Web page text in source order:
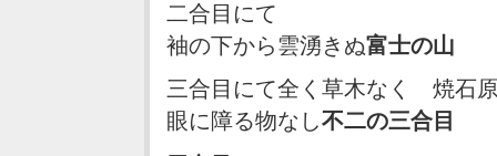
二合目にて
袖の下から雲湧きぬ富士の山
三合目にて全く草木なく 焼石
眼に障る物なし不二の三合目